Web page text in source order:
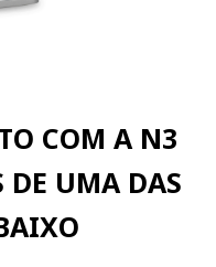
COM A N3
DE UMA DAS